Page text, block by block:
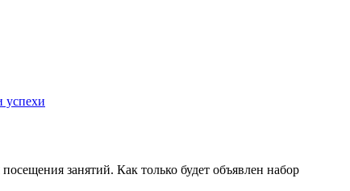
занятий. Как только будет объявлен набор